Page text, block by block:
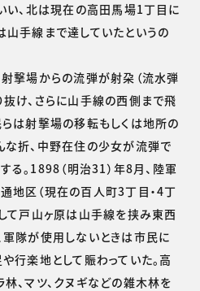
い、北は現在の高田馬場1丁目に
山手線まで達していたというの
撃場からの流弾が射朶（流水弾
け、さらに山手線の西側まで飛
は射撃場の移転もしくは地所の
な折、中野在住の少女が流弾で
。1898（明治31）年8月、陸軍
地区（現在の百人町3丁目・4丁
て戸山ヶ原は山手線を挟み東西
軍隊が使用しないときは市民に
行楽地として賑わっていた。高
、マツ、クヌギなどの雑木林を